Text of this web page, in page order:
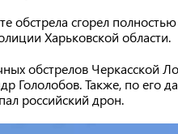
обстрела сгорел
Харьковской области.
обстрелов Черкасской
Гололобов. Также, по его
российский дрон.